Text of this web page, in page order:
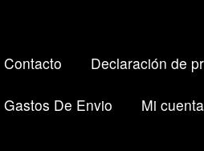
Contacto Declaración de
Gastos De Envio Mi cuenta